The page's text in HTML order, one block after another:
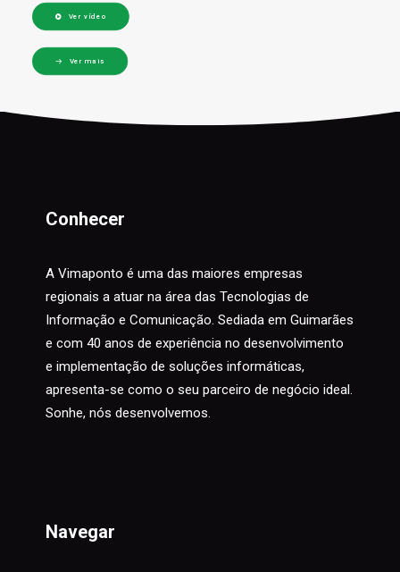
Ver vídeo
Ver mais
Conhecer
A Vimaponto é uma das maiores empresas
regionais a atuar na área das Tecnologias de
Informação e Comunicação. Sediada em Guimarães
e com 40 anos de experiência no desenvolvimento
e implementação de soluções informáticas,
apresenta-se como o seu parceiro de negócio ideal.
Sonhe, nós desenvolvemos.
Navegar